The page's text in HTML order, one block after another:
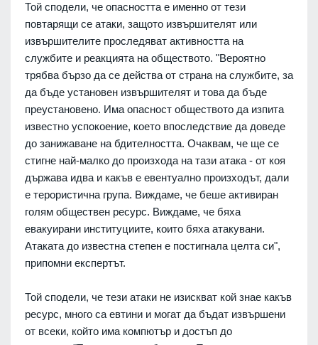
Той сподели, че опасността е именно от тези
повтарящи се атаки, защото извършителят или
извършителите проследяват активността на
службите и реакцията на обществото. "Вероятно
трябва бързо да се действа от страна на службите, за
да бъде установен извършителят и това да бъде
преустановено. Има опасност обществото да изпита
известно успокоение, което впоследствие да доведе
до занижаване на бдителността. Очаквам, че ще се
стигне най-малко до произхода на тази атака - от коя
държава идва и какъв е евентуално произходът, дали
е терористична група. Виждаме, че беше активиран
голям обществен ресурс. Виждаме, че бяха
евакуирани институциите, които бяха атакувани.
Атаката до известна степен е постигнала целта си",
припомни експертът.
Той сподели, че тези атаки не изискват кой знае какъв
ресурс, много са евтини и могат да бъдат извършени
от всеки, който има компютър и достъп до